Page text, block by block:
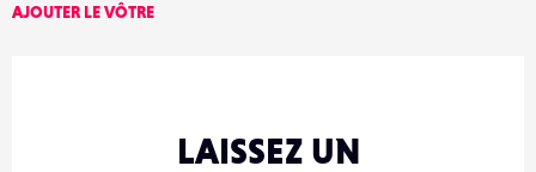
AJOUTER LE VÔTRE
LAISSEZ UN